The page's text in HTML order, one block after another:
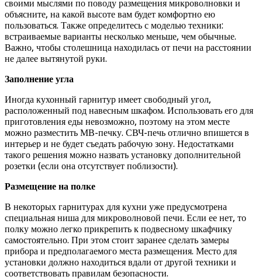
своими мыслями по поводу размещения микроволновки и
объясните, на какой высоте вам будет комфортно ею
пользоваться. Также определитесь с моделью техники:
встраиваемые варианты несколько меньше, чем обычные.
Важно, чтобы столешница находилась от печи на расстоянии
не далее вытянутой руки.
Заполнение угла
Иногда кухонный гарнитур имеет свободный угол,
расположенный под навесным шкафом. Использовать его для
приготовления еды невозможно, поэтому на этом месте
можно разместить МВ-печку. СВЧ-печь отлично впишется в
интерьер и не будет съедать рабочую зону. Недостатками
такого решения можно назвать установку дополнительной
розетки (если она отсутствует поблизости).
Размещение на полке
В некоторых гарнитурах для кухни уже предусмотрена
специальная ниша для микроволновой печи. Если ее нет, то
полку можно легко прикрепить к подвесному шкафчику
самостоятельно. При этом стоит заранее сделать замеры
прибора и предполагаемого места размещения. Место для
установки должно находиться вдали от другой техники и
соответствовать правилам безопасности.